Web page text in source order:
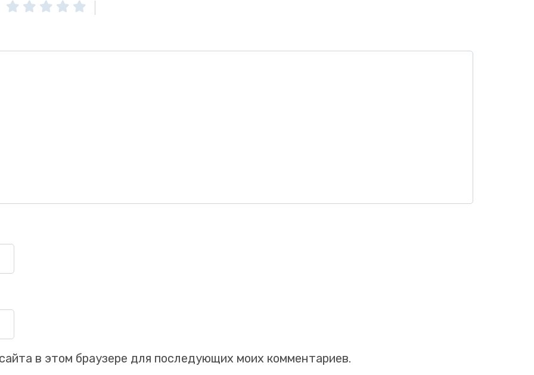
в этом браузере для последующих моих комментариев.